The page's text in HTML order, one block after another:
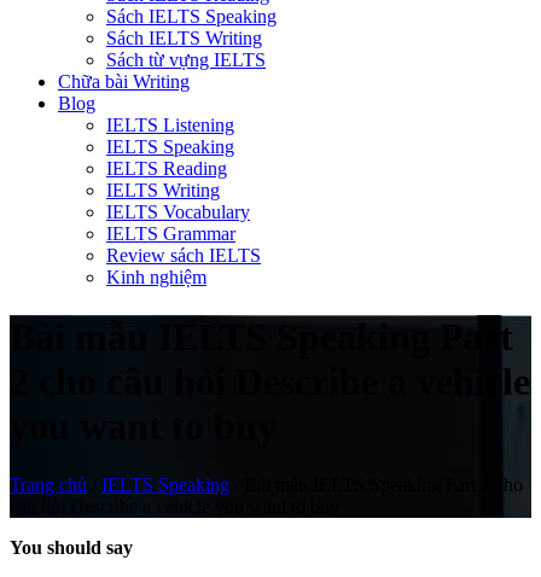
Sách IELTS Speaking
Sách IELTS Writing
Sách từ vựng IELTS
Chữa bài Writing
Blog
IELTS Listening
IELTS Speaking
IELTS Reading
IELTS Writing
IELTS Vocabulary
IELTS Grammar
Review sách IELTS
Kinh nghiệm
Bài mẫu IELTS Speaking Part
2 cho câu hỏi Describe a vehicle
Trang chủ IELTS Speaking
Bài mẫu IELTS Speaking Part 2 cho
You should say